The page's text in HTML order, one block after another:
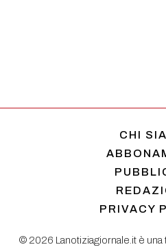
CHI
PRIVACY
© 2026 Lanotiziagiornale.it è una